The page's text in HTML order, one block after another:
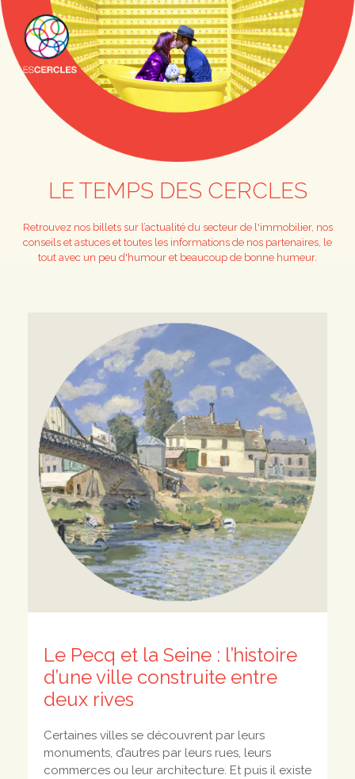
LE TEMPS DES CERCLES
Retrouvez nos billets sur l’actualité du secteur de l'immobilier, nos
conseils et astuces et toutes les informations de nos partenaires, le
tout avec un peu d'humour et beaucoup de bonne humeur.
Le Pecq et la Seine : l’histoire
d’une ville construite entre
deux rives
Certaines villes se découvrent par leurs
monuments, d’autres par leurs rues, leurs
commerces ou leur architecture. Et puis il existe